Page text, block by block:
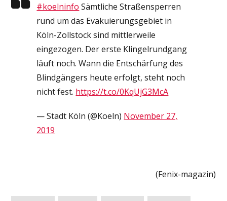
#koelninfo Sämtliche Straßensperren
rund um das Evakuierungsgebiet in
Köln-Zollstock sind mittlerweile
eingezogen. Der erste Klingelrundgang
läuft noch. Wann die Entschärfung des
Blindgängers heute erfolgt, steht noch
nicht fest. https://t.co/0KqUjG3McA
— Stadt Köln (@Koeln) November 27,
2019
(Fenix-magazin)